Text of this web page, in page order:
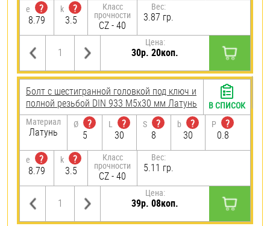
e
?
8.79
k
?
3.5
Класс
прочности
CZ - 40
Вес:
3.87 гр.
Цена:
30р. 20коп.
Болт с шестигранной головкой под ключ и
полной резьбой DIN 933 М5х30 мм Латунь
Материал
Латунь
Ø
?
5
L
?
30
S
?
8
b
?
30
P
?
0.8
e
?
8.79
k
?
3.5
Класс
прочности
CZ - 40
Вес:
5.11 гр.
Цена:
39р. 08коп.
В СПИСОК